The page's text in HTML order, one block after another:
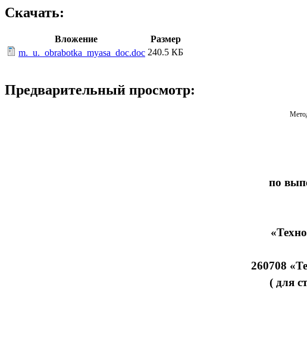
Скачать:
Вложение
Размер
m._u._obrabotka_myasa_doc.doc 240.5 КБ
Предварительный просмотр:
по
260708
( для